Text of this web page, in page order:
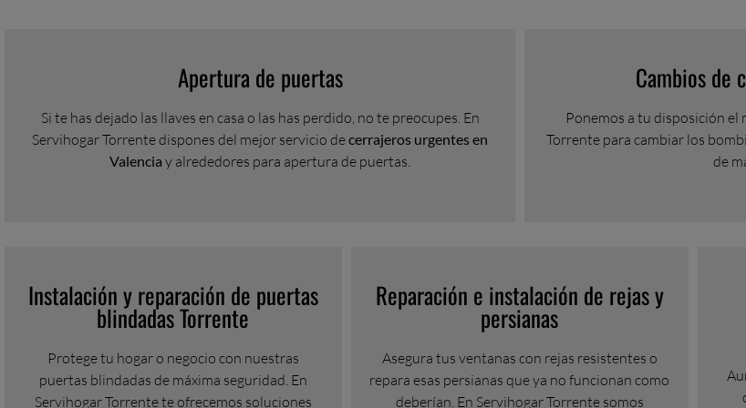
Apertura de puertas
Si te has dejado las llaves en casa o las has perdido, no te preocupes. En
Servihogar Torrente dispones del mejor servicio decerrajeros urgentes en
Valencia y alrededores para apertura de puertas.
Cambios de
Ponemos a tu disposición el
Torrente para cambiar los
de
Instalación y reparación de puertas
blindadas Torrente
Protege tu hogar o negocio con nuestras
puertas blindadas de máxima seguridad. En
Servihogar Torrente te ofrecemos soluciones
Reparación e instalación de rejas y
persianas
Asegura tus ventanas con rejas resistentes o
repara esas persianas que ya no funcionan como
deberían. En Servihogar Torrente somos